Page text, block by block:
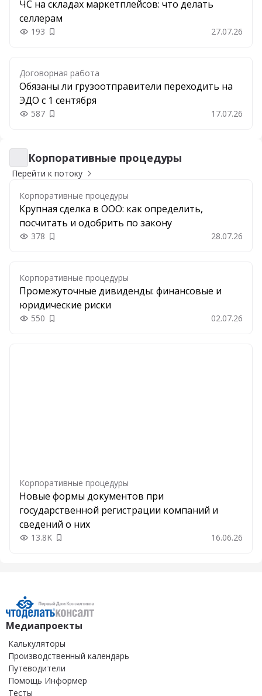
ЧС на складах маркетплейсов: что делать
селлерам
193 Добавить в закладки 27.07.26
Договорная работа
Обязаны ли грузоотправители переходить на
ЭДО с 1 сентября
587 Добавить в закладки 17.07.26
Корпоративные процедуры
Корпоративные процедуры
Перейти к потоку
Корпоративные процедуры
Крупная сделка в ООО: как определить,
посчитать и одобрить по закону
378 Добавить в закладки 28.07.26
Корпоративные процедуры
Промежуточные дивиденды: финансовые и
юридические риски
550 Добавить в закладки 02.07.26
Корпоративные процедуры
Новые формы документов при
государственной регистрации компаний и
сведений о них
13.8K Добавить в закладки 16.06.26
Медиапроекты
Калькуляторы
Производственный календарь
Путеводители
Помощь Информер
Тесты